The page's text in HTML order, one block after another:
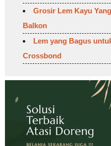
Grosir Lem Kayu
Balkon
Lem yang Bagus
Crossbond